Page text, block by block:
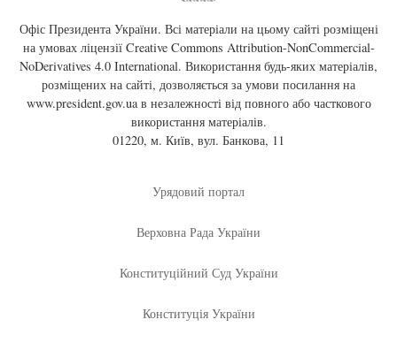
Офіс Президента України. Всі матеріали на цьому сайті розміщені
на умовах ліцензії Creative Commons Attribution-NonCommercial-
NoDerivatives 4.0 International. Використання будь-яких матеріалів,
розміщених на сайті, дозволяється за умови посилання на
www.president.gov.uaв незалежності від повного або часткового
використання матеріалів.
01220, м. Київ, вул. Банкова, 11
Урядовий портал
Верховна Рада України
Конституційний Суд України
Конституція України